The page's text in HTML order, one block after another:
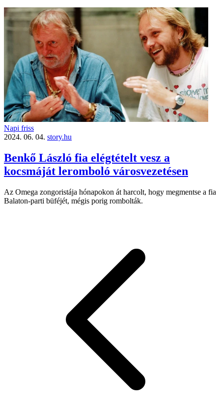
Napi friss
2024. 06. 04. story.hu
Benkő László fia elégtételt vesz a
kocsmáját leromboló városvezetésen
Az Omega zongoristája hónapokon át harcolt, hogy megmentse a fia
Balaton-parti büféjét, mégis porig rombolták.